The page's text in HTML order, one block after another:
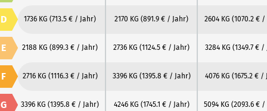
D 1736 KG (713.5 € / Jahr) 2170 KG (891.9 € / Jahr) 2604 KG (1070.2 € /
E 2188 KG (899.3 € / Jahr) 2736 KG (1124.5 € / Jahr) 3284 KG (1349.7 € /
F 2716 KG (1116.3 € / Jahr) 3396 KG (1395.8 € / Jahr) 4076 KG (1675.2 € /
G 3396 KG (1395.8 € / Jahr) 4246 KG (1745.1 € / Jahr) 5094 KG (2093.6 € /